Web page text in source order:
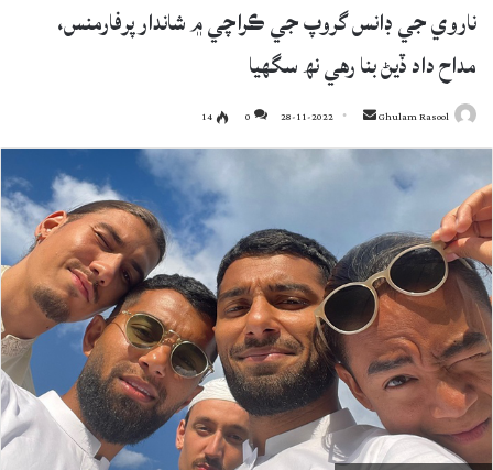
ناروي جي ڊانس گروپ جي ڪراچي ۾ شاندار پرفارمنس،
مداح داد ڏيڻ بنا رهي نھ سگهيا
Ghulam Rasool
Send
an
28-11-2022
0
14